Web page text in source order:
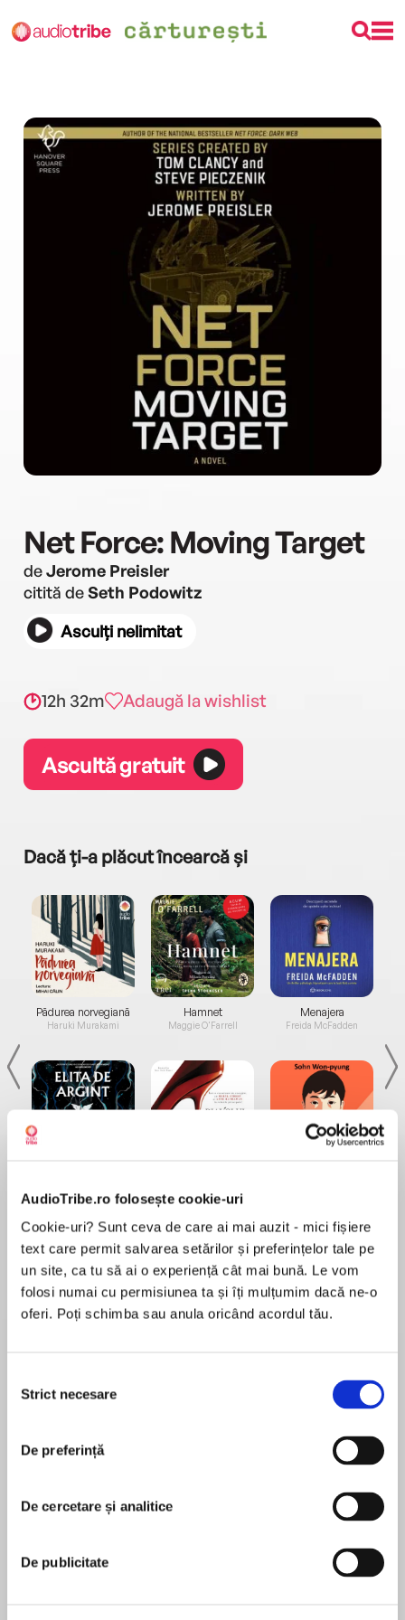
AudioTribe.ro folosește cookie-uri
Cookie-uri? Sunt ceva de care ai mai auzit - mici fișiere
text care permit salvarea setărilor și preferințelor tale pe
un site, ca tu să ai o experiență cât mai bună. Le vom
folosi numai cu permisiunea ta și îți mulțumim dacă ne-o
oferi. Poți schimba sau anula oricând acordul tău.
consimțământului
Strict necesare
De preferință
De cercetare și analitice
De publicitate
Net Force: Moving Target
deJerome Preisler
citită deSeth Podowitz
Asculți nelimitat
12h 32m Adaugă la wishlist
Ascultă gratuit
Dacă ți-a plăcut încearcă și
Pădurea norvegiană
Haruki Murakami
de...
Dani Francis
Hamnet
Maggie O'Farrell
la...
Lauren Weisberger
Menajera
Freida McFadden
Desprecarte
A NEW BATTLE IS BREWING—ONE THAT WILL
As this new threat escalates, the US president
calls on the members of Net Force to prevent
global chaos.
In Paris, the leader of a new political movement
has gone into hiding, pursued by a relentless
group of bioenhanced assassins. Seeking to
rescue him in the mysterious catacombs
În acest moment nu există recenzii
Jerome Preisler
Jerome Preisler is the prolific author of almost
forty books of fiction and narrative nonfiction,